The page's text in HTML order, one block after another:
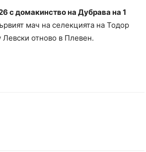
с домакинство на Дубрава на 1
мач на селекцията на Тодор
отново в Плевен.